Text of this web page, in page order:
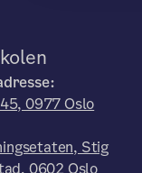
0977 Oslo
Stig